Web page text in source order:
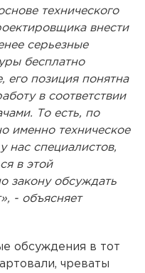
технического
внести
серьезные
бесплатно
его позиция понятна
в соответствии
То есть, по
именно техническое
нас специалистов,
в этой
закону обсуждать
- объясняет
обсуждения в тот
чреваты